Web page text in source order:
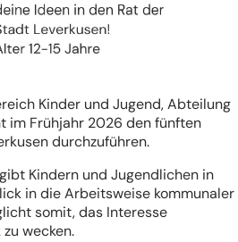
Kinder und Jugend, Abteilung
im Frühjahr 2026 den fünften
durchzuführen.
Kindern und Jugendlichen in
in die Arbeitsweise kommunaler
somit, das Interesse
wecken.